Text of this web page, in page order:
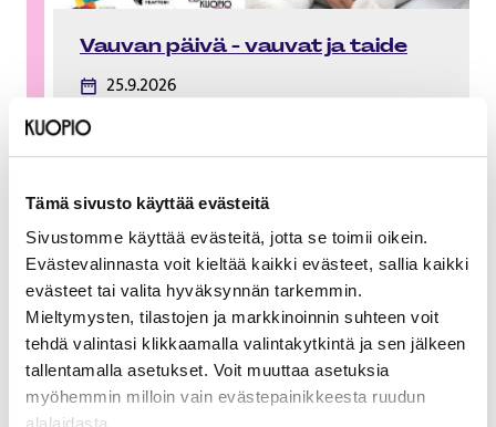
Tämä sivusto käyttää evästeitä
Sivustomme käyttää evästeitä, jotta se toimii oikein.
Evästevalinnasta voit kieltää kaikki evästeet, sallia kaikki
evästeet tai valita hyväksynnän tarkemmin.
Mieltymysten, tilastojen ja markkinoinnin suhteen voit
tehdä valintasi klikkaamalla valintakytkintä ja sen jälkeen
tallentamalla asetukset. Voit muuttaa asetuksia
myöhemmin milloin vain evästepainikkeesta ruudun
Vauvan päivä - vauvat ja taide
25.9.2026